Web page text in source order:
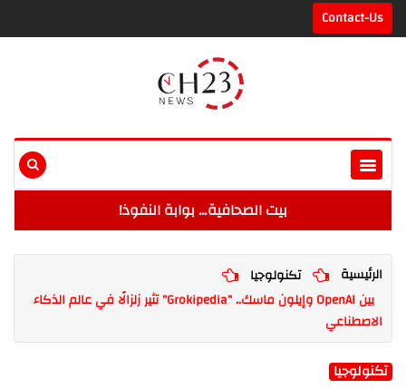
Contact-Us
بيت الصحافية… بوابة النفوذ!
الرئيسية
تكنولوجيا
بين OpenAI وإيلون ماسك.. "Grokipedia" تثير زلزالًا في عالم الذكاء
الاصطناعي
تكنولوجيا